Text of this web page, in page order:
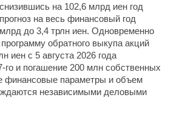
на 102,6 млрд иен год
на весь финансовый год
до 3,4 трлн иен. Одновременно
обратного выкупа акций
иен с 5 августа 2026 года
го и погашение 200 млн собственных
финансовые параметры и объем
независимыми деловыми